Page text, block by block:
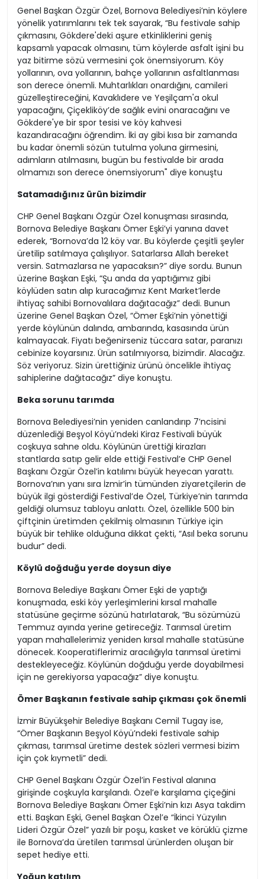
Genel Başkan Özgür Özel, Bornova Belediyesi’nin köylere
yönelik yatırımlarını tek tek sayarak, “Bu festivale sahip
çıkmasını, Gökdere'deki aşure etkinliklerini geniş
kapsamlı yapacak olmasını, tüm köylerde asfalt işini bu
yaz bitirme sözü vermesini çok önemsiyorum. Köy
yollarının, ova yollarının, bahçe yollarının asfaltlanması
son derece önemli. Muhtarlıkları onardığını, camileri
güzelleştireceğini, Kavaklıdere ve Yeşilçam'a okul
yapacağını, Çiçekliköy’de sağlık evini onaracağını ve
Gökdere'ye bir spor tesisi ve köy kahvesi
kazandıracağını öğrendim. İki ay gibi kısa bir zamanda
bu kadar önemli sözün tutulma yoluna girmesini,
adımların atılmasını, bugün bu festivalde bir arada
olmamızı son derece önemsiyorum" diye konuştu
Satamadığınız ürün bizimdir
CHP Genel Başkanı Özgür Özel konuşması sırasında,
Bornova Belediye Başkanı Ömer Eşki’yi yanına davet
ederek, “Bornova’da 12 köy var. Bu köylerde çeşitli şeyler
üretilip satılmaya çalışılıyor. Satarlarsa Allah bereket
versin. Satmazlarsa ne yapacaksın?” diye sordu. Bunun
üzerine Başkan Eşki, “Şu anda da yaptığımız gibi
köylüden satın alıp kuracağımız Kent Market’lerde
ihtiyaç sahibi Bornovalılara dağıtacağız” dedi. Bunun
üzerine Genel Başkan Özel, “Ömer Eşki’nin yönettiği
yerde köylünün dalında, ambarında, kasasında ürün
kalmayacak. Fiyatı beğenirseniz tüccara satar, paranızı
cebinize koyarsınız. Ürün satılmıyorsa, bizimdir. Alacağız.
Söz veriyoruz. Sizin ürettiğiniz ürünü öncelikle ihtiyaç
sahiplerine dağıtacağız” diye konuştu.
Beka sorunu tarımda
Bornova Belediyesi’nin yeniden canlandırıp 7’ncisini
düzenlediği Beşyol Köyü’ndeki Kiraz Festivali büyük
coşkuya sahne oldu. Köylünün ürettiği kirazları
stantlarda satıp gelir elde ettiği Festival’e CHP Genel
Başkanı Özgür Özel’in katılımı büyük heyecan yarattı.
Bornova’nın yanı sıra İzmir’in tümünden ziyaretçilerin de
büyük ilgi gösterdiği Festival’de Özel, Türkiye’nin tarımda
geldiği olumsuz tabloyu anlattı. Özel, özellikle 500 bin
çiftçinin üretimden çekilmiş olmasının Türkiye için
büyük bir tehlike olduğuna dikkat çekti, “Asıl beka sorunu
budur” dedi.
Köylü doğduğu yerde doysun diye
Bornova Belediye Başkanı Ömer Eşki de yaptığı
konuşmada, eski köy yerleşimlerini kırsal mahalle
statüsüne geçirme sözünü hatırlatarak, “Bu sözümüzü
Temmuz ayında yerine getireceğiz. Tarımsal üretim
yapan mahallelerimiz yeniden kırsal mahalle statüsüne
dönecek. Kooperatiflerimiz aracılığıyla tarımsal üretimi
destekleyeceğiz. Köylünün doğduğu yerde doyabilmesi
için ne gerekiyorsa yapacağız” diye konuştu.
Ömer Başkanın festivale sahip çıkması çok önemli
İzmir Büyükşehir Belediye Başkanı Cemil Tugay ise,
“Ömer Başkanın Beşyol Köyü’ndeki festivale sahip
çıkması, tarımsal üretime destek sözleri vermesi bizim
için çok kıymetli” dedi.
CHP Genel Başkanı Özgür Özel’in Festival alanına
girişinde coşkuyla karşılandı. Özel’e karşılama çiçeğini
Bornova Belediye Başkanı Ömer Eşki’nin kızı Asya takdim
etti. Başkan Eşki, Genel Başkan Özel’e “İkinci Yüzyılın
Lideri Özgür Özel” yazılı bir poşu, kasket ve körüklü çizme
ile Bornova’da üretilen tarımsal ürünlerden oluşan bir
sepet hediye etti.
Yoğun katılım